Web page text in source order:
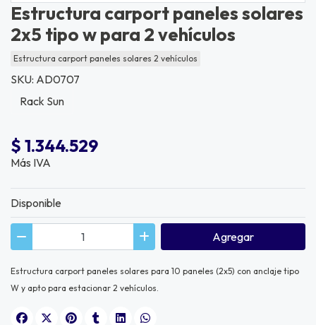
Estructura carport paneles solares
2x5 tipo w para 2 vehículos
Estructura carport paneles solares 2 vehículos
SKU: AD0707
Rack Sun
$ 1.344.529
Más IVA
Disponible
Agregar
Estructura carport paneles solares para 10 paneles (2x5) con anclaje tipo
W y apto para estacionar 2 vehículos.